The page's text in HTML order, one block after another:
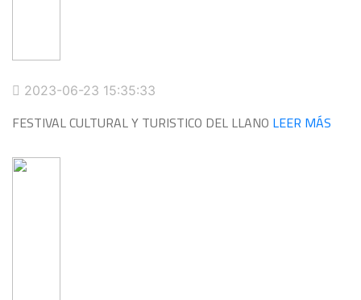
2023-06-23 15:35:33
FESTIVAL CULTURAL Y TURISTICO DEL LLANO LEER MÁS